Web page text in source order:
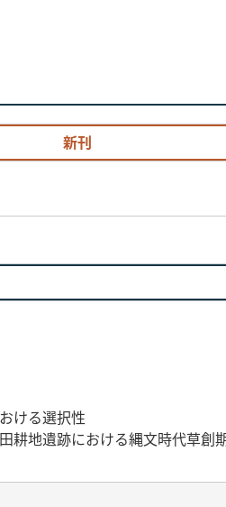
新刊
ける選択性
地遺跡における縄文時代草